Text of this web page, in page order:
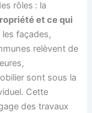
rôles : la
et ce qui
les façades,
relèvent de
sont sous la
Cette
des travaux